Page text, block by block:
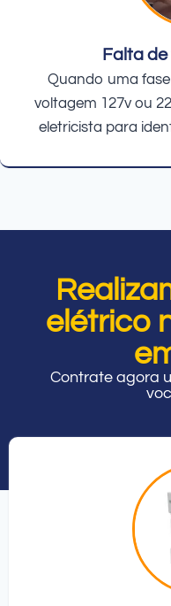
Falta
Quando uma
voltagem 127v ou
eletricista para
elétrico
Contrate agora